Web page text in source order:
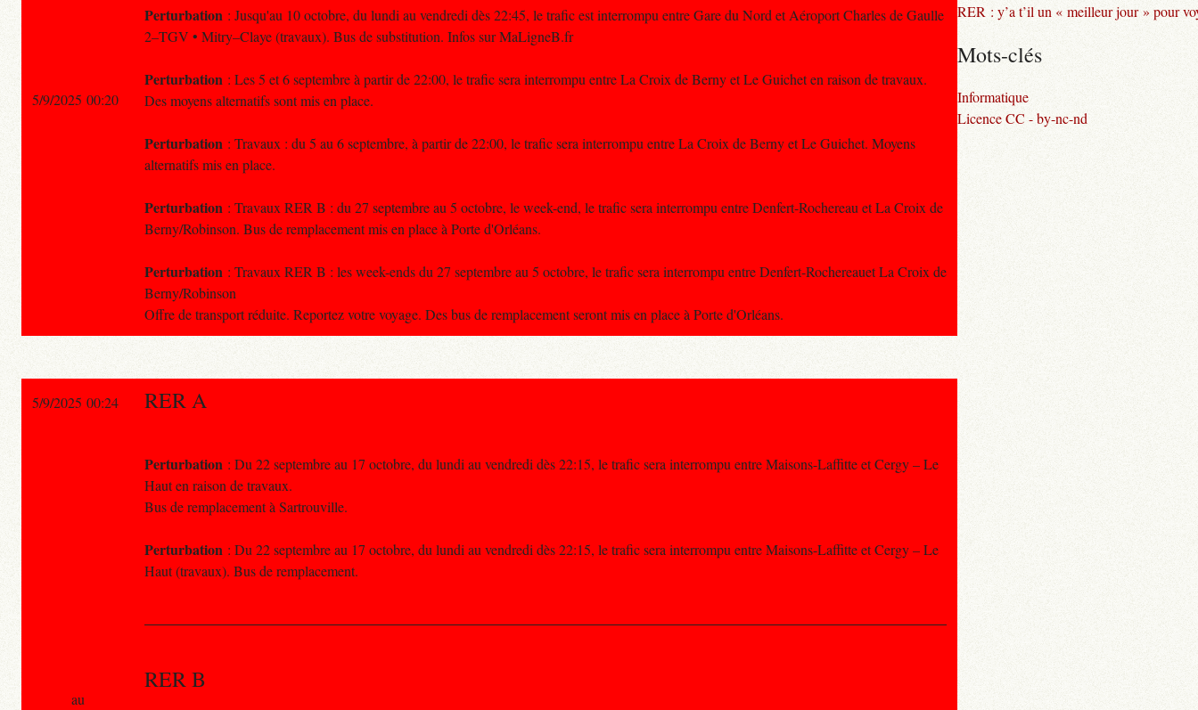
Perturbation : Jusqu'au 10 octobre, du lundi au vendredi dès 22:45, le trafic est interrompu entre Gare du Nord et Aéroport Charles de Gaulle
2–TGV • Mitry–Claye (travaux). Bus de substitution. Infos sur MaLigneB.fr
Perturbation : Les 5 et 6 septembre à partir de 22:00, le trafic sera interrompu entre La Croix de Berny et Le Guichet en raison de travaux.
Des moyens alternatifs sont mis en place.
Perturbation : Travaux : du 5 au 6 septembre, à partir de 22:00, le trafic sera interrompu entre La Croix de Berny et Le Guichet. Moyens
alternatifs mis en place.
Perturbation : Travaux RER B : du 27 septembre au 5 octobre, le week-end, le trafic sera interrompu entre Denfert-Rochereau et La Croix de
Berny/Robinson. Bus de remplacement mis en place à Porte d'Orléans.
Perturbation : Travaux RER B : les week-ends du 27 septembre au 5 octobre, le trafic sera interrompu entre Denfert-Rochereauet La Croix de
Berny/Robinson
Offre de transport réduite. Reportez votre voyage. Des bus de remplacement seront mis en place à Porte d'Orléans.
5/9/2025 00:20
5/9/2025 00:24 RER A
Perturbation : Du 22 septembre au 17 octobre, du lundi au vendredi dès 22:15, le trafic sera interrompu entre Maisons-Laffitte et Cergy – Le
Haut en raison de travaux.
Bus de remplacement à Sartrouville.
Perturbation : Du 22 septembre au 17 octobre, du lundi au vendredi dès 22:15, le trafic sera interrompu entre Maisons-Laffitte et Cergy – Le
Haut (travaux). Bus de remplacement.
RER B
au
RER : y’a t’il un « meilleur jour » pour
Mots-clés
Informatique
Licence CC - by-nc-nd